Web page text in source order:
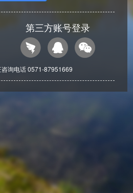
第三方账号登录
询电话 0571-87951669